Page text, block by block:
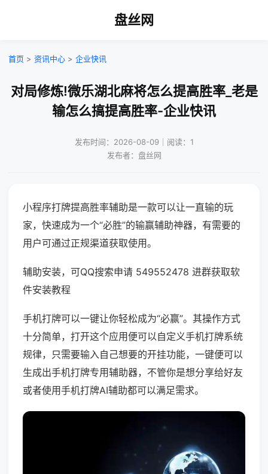
盘丝网
首页 > 资讯中心 > 企业快讯
对局修炼!微乐湖北麻将怎么提高胜率_老是
输怎么搞提高胜率-企业快讯
发布时间：2026-08-09｜阅读：1
发布者：盘丝网
小程序打牌提高胜率辅助是一款可以让一直输的玩
家，快速成为一个“必胜”的输赢辅助神器，有需要的
用户可通过正规渠道获取使用。
辅助安装，可QQ搜索申请 549552478 进群获取软
件安装教程
手机打牌可以一键让你轻松成为“必赢”。其操作方式
十分简单，打开这个应用便可以自定义手机打牌系统
规律，只需要输入自己想要的开挂功能，一键便可以
生成出手机打牌专用辅助器，不管你是想分享给好友
或者使用手机打牌AI辅助都可以满足需求。